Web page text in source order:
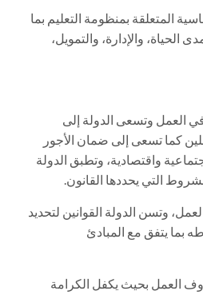
المتعلقة بمنظومة التعليم بما
الحياة، والإدارة، والتمويل،
العمل وتسعى الدولة إلى
كما تسعى إلى ضمان الأجور
واقتصادية، وتطبق الدولة
التي يحددها القانون.
وتسن الدولة القوانين لتحديد
يتفق مع المبادئ
العمل بحيث يكفل الكرامة